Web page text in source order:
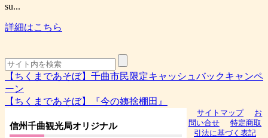
su...
詳細はこちら
【ちくまであそぼ】千曲市民限定キャッシュバックキャンペ
ーン
【ちくまであそぼ】『今の姨捨棚田』
信州千曲観光局オリジナル
サイトマップ
お
問い合せ
特定商取
引法に基づく表記